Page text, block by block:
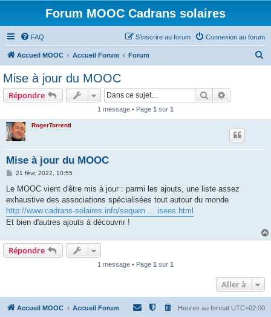
Forum MOOC Cadrans solaires
FAQ Connexion au forum
S’inscrire au forum
Accueil MOOC Accueil Forum Forum
Mise à jour du MOOC
Répondre Rechercher
1 message • Page 1 sur 1
RogerTorrenti
Mise à jour du MOOC
M
s
a
g
e
21 févr. 2022, 10:55
Le MOOC vient d'être mis à jour : parmi les ajouts, une liste assez
exhaustive des associations spécialisées tout autour du monde
http://www.cadrans-solaires.info/sequen ... isees.html
Et bien d'autres ajouts à découvrir !
Répondre
1 message • Page 1 sur 1
Aller à
Accueil MOOC Accueil Forum Heures au format UTC+02:00